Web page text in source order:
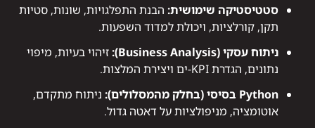
סטטיסטיקה שימושית: הבנת התפלגויות, שונות, סטיות
תקן, קורלציות, ויכולת למדוד השפעות.
ניתוח עסקי (Business Analysis):
זיהוי בעיות, מיפוי
נתונים, הגדרת KPI-ים ויצירת המלצות.
Python בסיסי (בחלק מהמסלולים):
ניתוח מתקדם,
אוטומציה, מניפולציות על דאטה גדול.